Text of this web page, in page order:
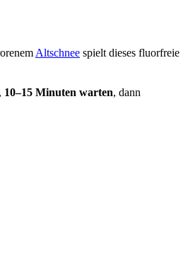
Altschnee spielt dieses fluorfreie
10–15 Minuten warten, dann